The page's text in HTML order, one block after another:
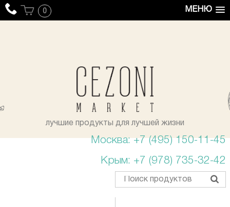
МЕНЮ
0
лучшие продукты для лучшей жизни
Москва: +7 (495) 150-11-45
Крым: +7 (978) 735-32-42